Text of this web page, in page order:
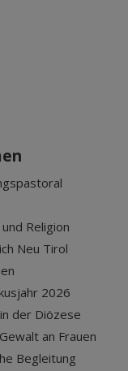
Religion
Neu Tirol
2026
der Diözese
an Frauen
Begleitung